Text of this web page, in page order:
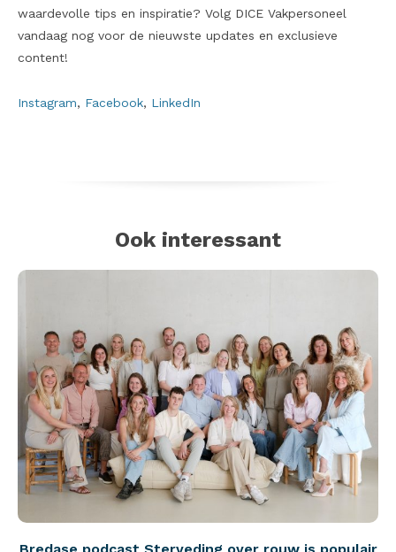
waardevolle tips en inspiratie? Volg DICE Vakpersoneel
vandaag nog voor de nieuwste updates en exclusieve
content!
Instagram, Facebook, LinkedIn
Ook interessant